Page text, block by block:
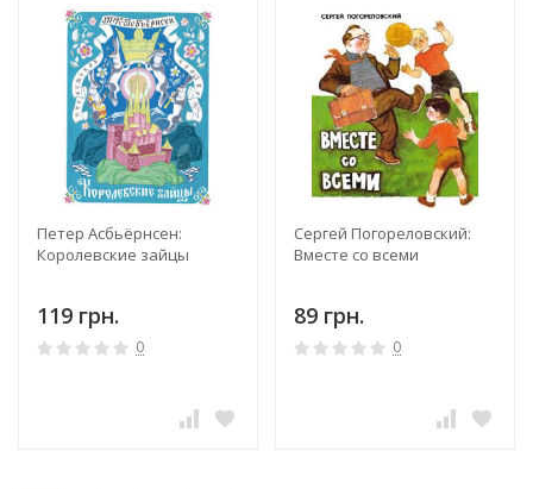
Петер Асбьёрнсен:
Королевские зайцы
119 грн.
0
Сергей Погореловский:
Вместе со всеми
89 грн.
0